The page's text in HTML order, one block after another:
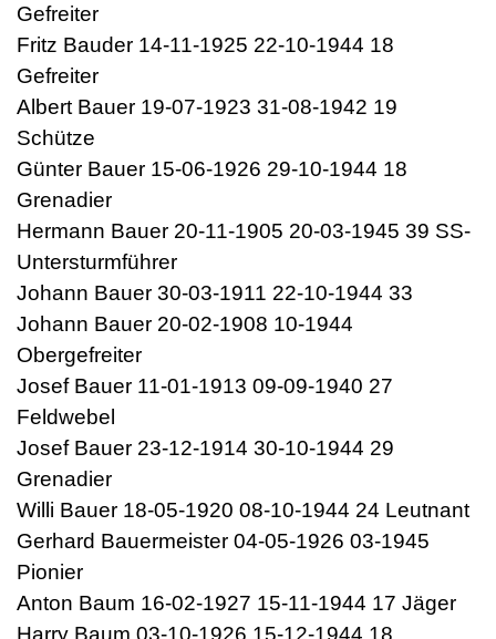
Gefreiter
Fritz Bauder 14-11-1925 22-10-1944 18
Gefreiter
Albert Bauer 19-07-1923 31-08-1942 19
Schütze
Günter Bauer 15-06-1926 29-10-1944 18
Grenadier
Hermann Bauer 20-11-1905 20-03-1945 39 SS-
Untersturmführer
Johann Bauer 30-03-1911 22-10-1944 33
Johann Bauer 20-02-1908 10-1944
Obergefreiter
Josef Bauer 11-01-1913 09-09-1940 27
Feldwebel
Josef Bauer 23-12-1914 30-10-1944 29
Grenadier
Willi Bauer 18-05-1920 08-10-1944 24 Leutnant
Gerhard Bauermeister 04-05-1926 03-1945
Pionier
Anton Baum 16-02-1927 15-11-1944 17 Jäger
Harry Baum 03-10-1926 15-12-1944 18